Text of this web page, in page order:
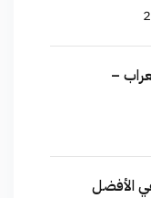
–
الأفضل